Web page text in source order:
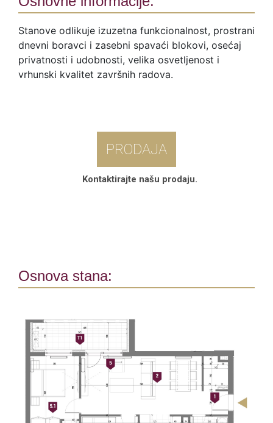
Stanove odlikuje izuzetna funkcionalnost, prostrani
dnevni boravci i zasebni spavaći blokovi, osećaj
privatnosti i udobnosti, velika osvetljenost i
vrhunski kvalitet završnih radova.
PRODAJA
Kontaktirajte našu prodaju.
Osnova stana: